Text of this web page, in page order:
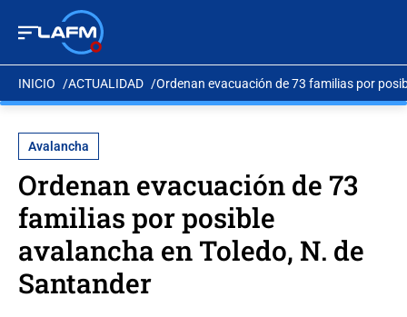
INICIO ACTUALIDAD Ordenan evacuación de 73 familias por
Avalancha
Ordenan evacuación de 73
familias por posible
avalancha en Toledo, N. de
Santander